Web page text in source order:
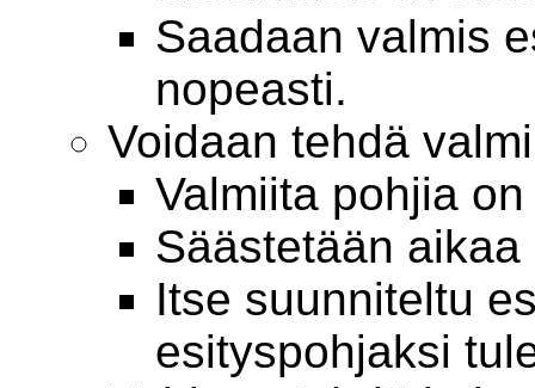
Saadaan valmis
nopeasti.
Voidaan tehdä
Valmiita pohjia
Säästetään
Itse suunniteltu
esityspohjaksi